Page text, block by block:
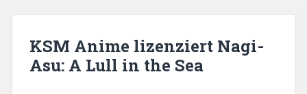
KSM Anime lizenziert Nagi-
Asu: A Lull in the Sea